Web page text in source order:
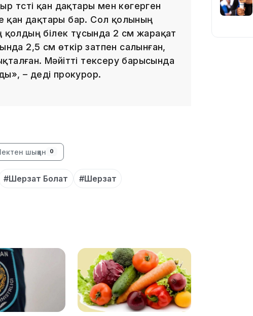
түсті қан дақтары мен көгерген
қан дақтары бар. Сол қолының
қолдың білек тұсында 2 см жарақат
2,5 см өткір затпен салынған,
Мәйітті тексеру барысында
– деді прокурор.
шыққан 0
#Шерзат Болат
#Шерзат